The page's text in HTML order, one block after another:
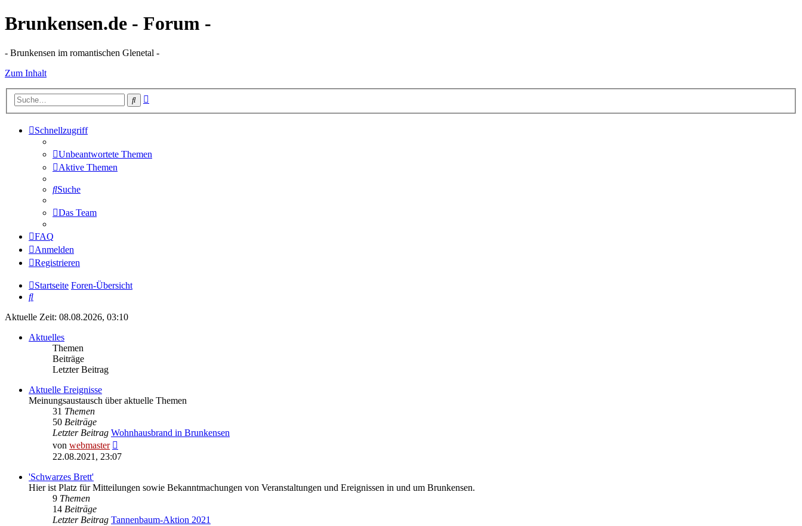
Brunkensen.de - Forum -
- Brunkensen im romantischen Glenetal -
Zum Inhalt
Suche
Schnellzugriff
Unbeantwortete Themen
Aktive Themen
Suche
Das Team
FAQ
Anmelden
Registrieren
Startseite Foren-Übersicht
Suche
Aktuelle Zeit: 08.08.2026, 03:10
Aktuelles
Themen
Beiträge
Letzter Beitrag
Aktuelle Ereignisse
Meinungsaustausch über aktuelle Themen
31 Themen
50 Beiträge
Letzter Beitrag Wohnhausbrand in Brunkensen
von webmaster
Beitrag
22.08.2021, 23:07
'Schwarzes Brett'
Hier ist Platz für Mitteilungen sowie Bekanntmachungen von Veranstaltungen und Ereignissen in und um Brunkensen.
9 Themen
14 Beiträge
Letzter Beitrag Tannenbaum-Aktion 2021